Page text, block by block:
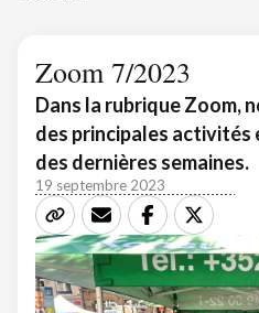
Zoom 7/2023
Dans la rubrique Zoom,
des principales activités
des dernières semaines.
19 septembre 2023